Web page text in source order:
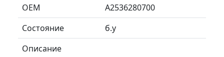
ОЕМ
A2536280700
Состояние
б.у
Описание